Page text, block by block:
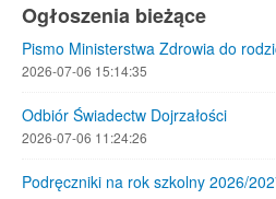
Ogłoszenia bieżące
Pismo Ministerstwa Zdrowia do
2026-07-06 15:14:35
Odbiór Świadectw Dojrzałości
2026-07-06 11:24:26
Podręczniki na rok szkolny 2026/